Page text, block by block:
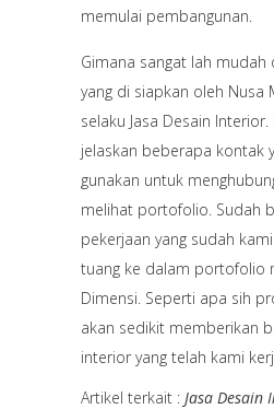
memulai pembangunan.
Gimana sangat lah mudah
yang di siapkan oleh Nusa
selaku Jasa Desain
jelaskan beberapa kontak
gunakan untuk
melihat portofolio. Sudah
pekerjaan yang sudah
tuang ke dalam portofolio
Dimensi. Seperti apa sih
akan sedikit memberikan
interior yang telah kami
Artikel terkait : Jasa Desain